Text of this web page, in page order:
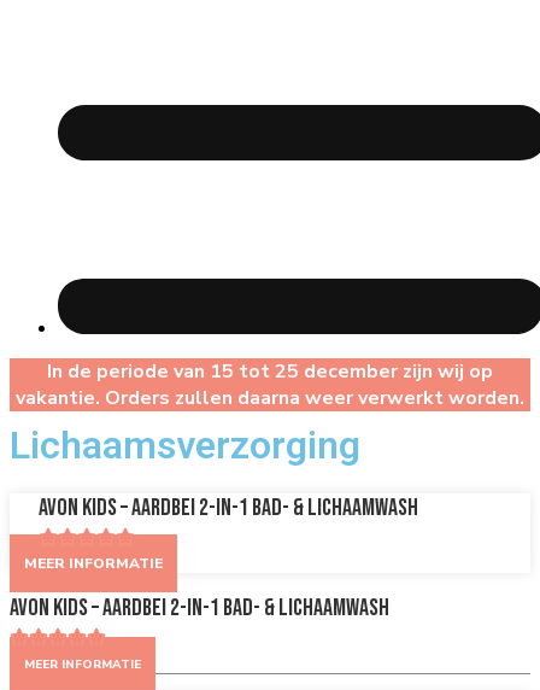
In de periode van 15 tot 25 december zijn wij op
vakantie. Orders zullen daarna weer verwerkt worden.
Lichaamsverzorging
AVON Kids – Aardbei 2-in-1 Bad- & Lichaamwash
MEER INFORMATIE
AVON Kids – Aardbei 2-in-1 Bad- & Lichaamwash
MEER INFORMATIE